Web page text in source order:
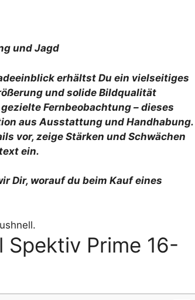
und Jagd
erhältst Du ein vielseitiges
und solide Bildqualität
Fernbeobachtung – dieses
aus Ausstattung und Handhabung.
vor, zeige Stärken und Schwächen
ein.
Dir, worauf du beim Kauf eines
Spektiv Prime 16-